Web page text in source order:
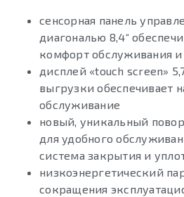
сенсорная панель
диагональю 8,4“
комфорт обслуживания и
дисплей «touch screen»
выгрузки обеспечивает
обслуживание
новый, уникальный
для удобного
система закрытия и
низкоэнергетический
сокращения